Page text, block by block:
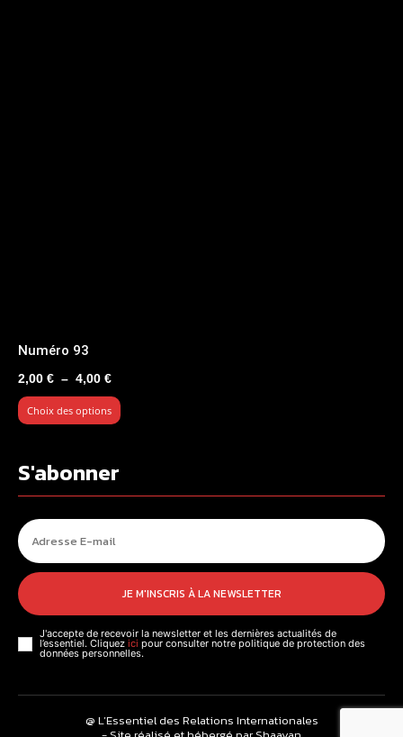
Numéro 93
2,00 € – 4,00 €Plage
de
prix :
4,00 €
Choix des options
S'abonner
JE M'INSCRIS À LA NEWSLETTER
J'accepte de recevoir la newsletter et les dernières actualités de
l’essentiel. Cliquez ici pour consulter notre politique de protection des
données personnelles.
@ L’Essentiel des Relations Internationales